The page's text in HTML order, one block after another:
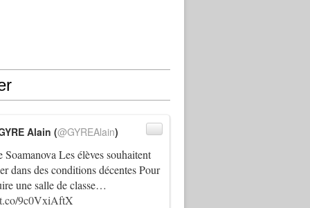
Soamanova Les élèves souhaitent
dans des conditions décentes Pour
une salle de classe…
9c0VxiAftX
Alain (@GYREAlain)